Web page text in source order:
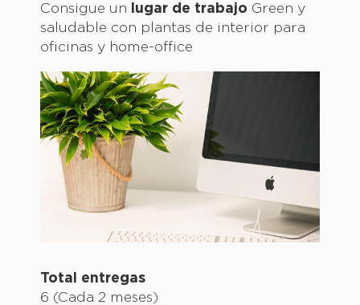
Consigue un lugar de trabajo Green y
saludable con plantas de interior para
oficinas y home-office
Total entregas
6 (Cada 2 meses)